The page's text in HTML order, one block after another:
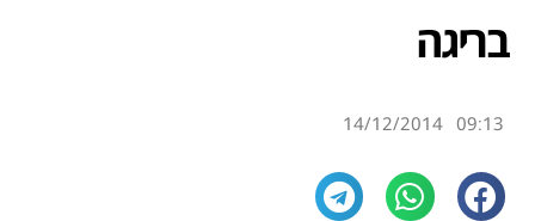
בריגה
09:13
14/12/2014